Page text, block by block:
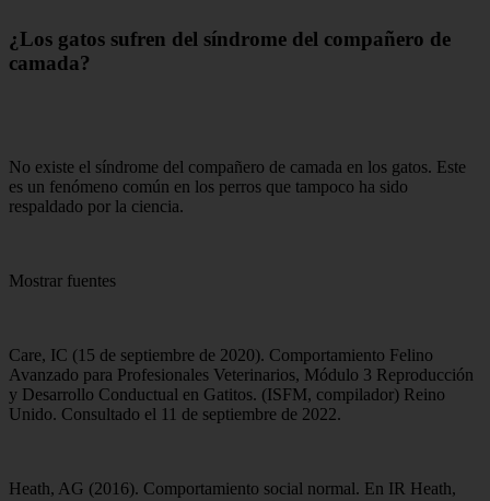
¿Los gatos sufren del síndrome del compañero de
camada?
No existe el síndrome del compañero de camada en los gatos. Este
es un fenómeno común en los perros que tampoco ha sido
respaldado por la ciencia.
Mostrar fuentes
Care, IC (15 de septiembre de 2020). Comportamiento Felino
Avanzado para Profesionales Veterinarios, Módulo 3 Reproducción
y Desarrollo Conductual en Gatitos. (ISFM, compilador) Reino
Unido. Consultado el 11 de septiembre de 2022.
Heath, AG (2016). Comportamiento social normal. En IR Heath,